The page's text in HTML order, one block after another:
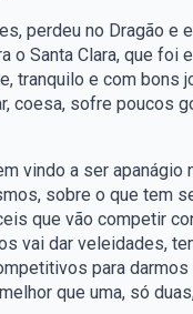
perdeu no Dragão e
o Santa Clara, que foi
tranquilo e com bons
coesa, sofre poucos
vindo a ser apanágio
sobre o que tem
que vão competir
vai dar veleidades,
para
que uma, só